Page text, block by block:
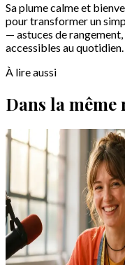
Sa plume calme et
pour transformer un
— astuces de
accessibles au quotidien.
À lire aussi
Dans la